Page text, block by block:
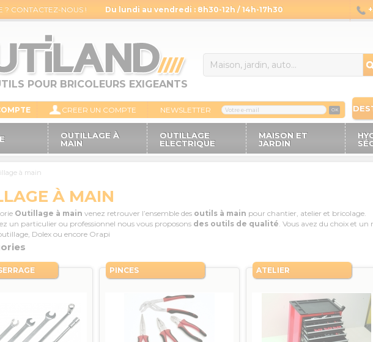
? CONTACTEZ-NOUS ! Du lundi au vendredi : 8h30-12h / 14h-17h30
POUR BRICOLEURS EXIGEANTS
CREER UN COMPTE NEWSLETTER OK
OUTILLAGE À
MAIN
OUTILLAGE
ELECTRIQUE
MAISON ET
JARDIN
à main
À MAIN
Outillage à main venez retrouver l’ensemble des outils à main pour chantier, atelier et bricolage.
un particulier ou professionnel nous vous proposons des outils de qualité. Vous avez du choix et
Dolex ou encore Orapi
PINCES ATELIER